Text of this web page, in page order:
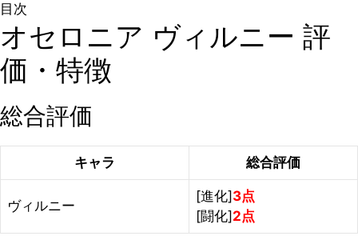
目次
オセロニア ヴィルニー 評
価・特徴
総合評価
キャラ 総合評価
ヴィルニー
[進化] 3点
[闘化] 2点